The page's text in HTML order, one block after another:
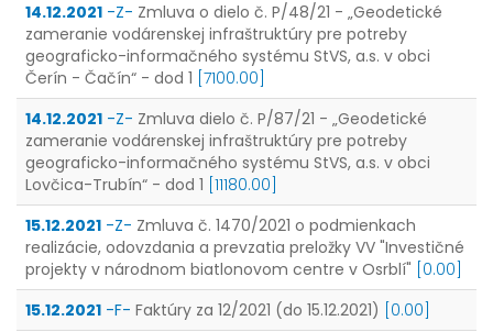
14.12.2021 -Z- Zmluva o dielo č. P/48/21 - „Geodetické
zameranie vodárenskej infraštruktúry pre potreby
geograficko-informačného systému StVS, a.s. v obci
Čerín - Čačín“ - dod 1 [7100.00]
14.12.2021 -Z- Zmluva dielo č. P/87/21 - „Geodetické
zameranie vodárenskej infraštruktúry pre potreby
geograficko-informačného systému StVS, a.s. v obci
Lovčica-Trubín“ - dod 1 [11180.00]
15.12.2021 -Z- Zmluva č. 1470/2021 o podmienkach
realizácie, odovzdania a prevzatia preložky VV "Investičné
projekty v národnom biatlonovom centre v Osrblí" [0.00]
15.12.2021 -F- Faktúry za 12/2021 (do 15.12.2021) [0.00]